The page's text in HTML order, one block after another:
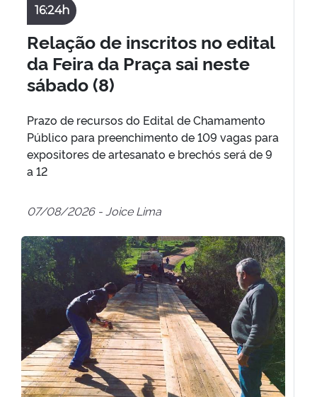
16:24h
Relação de inscritos no edital
da Feira da Praça sai neste
sábado (8)
Prazo de recursos do Edital de Chamamento
Público para preenchimento de 109 vagas para
expositores de artesanato e brechós será de 9
a 12
07/08/2026 - Joice Lima